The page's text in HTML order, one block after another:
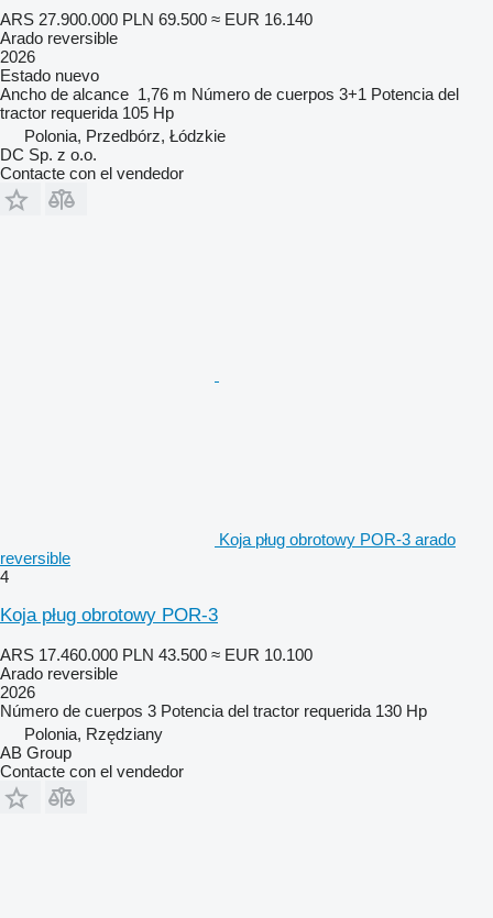
ARS 27.900.000 PLN 69.500 ≈ EUR 16.140
Arado reversible
2026
Estado nuevo
Ancho de alcance 1,76 m Número de cuerpos 3+1 Potencia del
tractor requerida 105 Hp
Polonia, Przedbórz, Łódzkie
DC Sp. z o.o.
Contacte con el vendedor
Koja pług obrotowy POR-3 arado
reversible
4
Koja pług obrotowy POR-3
ARS 17.460.000 PLN 43.500 ≈ EUR 10.100
Arado reversible
2026
Número de cuerpos 3 Potencia del tractor requerida 130 Hp
Polonia, Rzędziany
AB Group
Contacte con el vendedor